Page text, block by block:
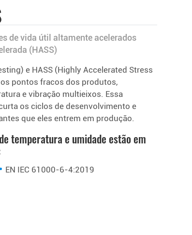
de vida útil altamente acelerados
(HASS)
e HASS (Highly Accelerated Stress
pontos fracos dos produtos,
e vibração multieixos. Essa
os ciclos de desenvolvimento e
que eles entrem em produção.
temperatura e umidade estão em
EN IEC 61000-6-4:2019